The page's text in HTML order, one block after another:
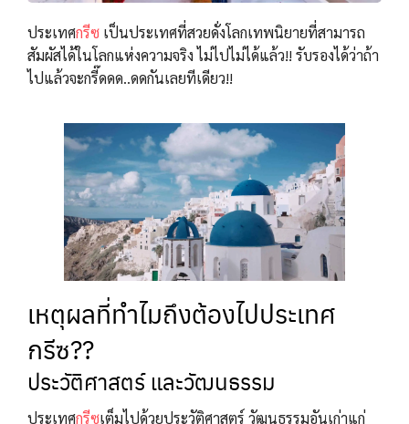
ประเทศกรีซ เป็นประเทศที่สวยดั่งโลกเทพนิยายที่สามารถ
สัมผัสได้ในโลกแห่งความจริง ไม่ไปไม่ได้แล้ว!! รับรองได้ว่าถ้า
ไปแล้วจะกรี๊ดดด..ดดกันเลยทีเดียว!!
เหตุผลที่ทำไมถึงต้องไปประเทศ
กรีซ??
ประวัติศาสตร์ และวัฒนธรรม
ประเทศกรีซเต็มไปด้วยประวัติศาสตร์ วัฒนธรรมอันเก่าแก่